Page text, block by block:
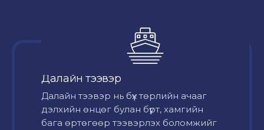
Далайн тээвэр
Далайн тээвэр нь бүх төрлийн ачааг
дэлхийн өнцөг булан бүрт, хамгийн
бага өртөгөөр тээвэрлэх боломжийг